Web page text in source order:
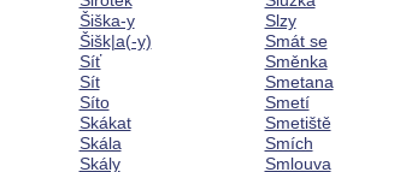
Šiška-y
Šišk|a(-y)
Síť
Sít
Síto
Skákat
Skála
Skály
Slzy
Smát se
Směnka
Smetana
Smetí
Smetiště
Smích
Smlouva